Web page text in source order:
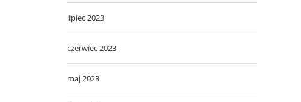
lipiec 2023
czerwiec 2023
maj 2023